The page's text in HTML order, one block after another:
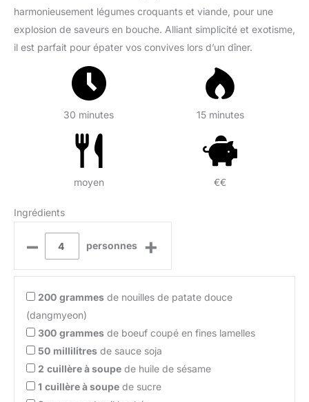
harmonieusement légumes croquants et viande, pour une
explosion de saveurs en bouche. Alliant simplicité et exotisme,
il est parfait pour épater vos convives lors d’un dîner.
30 minutes 15 minutes
moyen €€
Ingrédients
– personnes +
200 grammes de nouilles de patate douce
(dangmyeon)
300 grammes de boeuf coupé en fines lamelles
50 millilitres de sauce soja
2 cuillère à soupe de huile de sésame
1 cuillère à soupe de sucre